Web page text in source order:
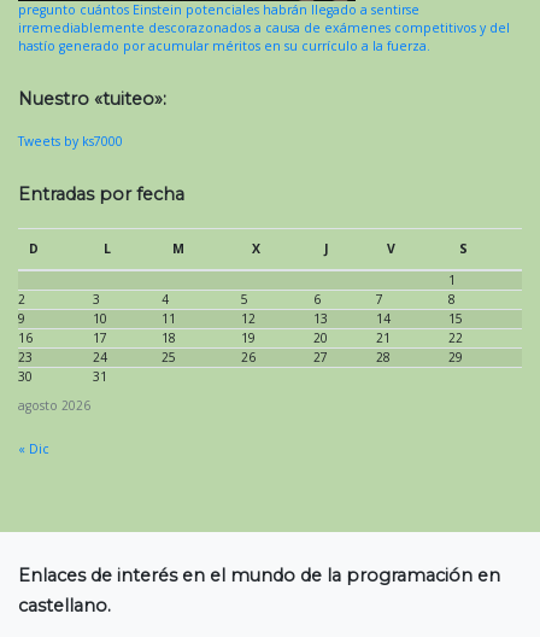
pregunto cuántos Einstein potenciales habrán llegado a sentirse
irremediablemente descorazonados a causa de exámenes competitivos y del
hastío generado por acumular méritos en su currículo a la fuerza.
Nuestro «tuiteo»:
Tweets by ks7000
Entradas por fecha
agosto 2026
D L M X J V
S
1
2
3 4 5 6 7
8
9
10 11 12 13 14
15
16
17 18 19 20 21
22
23
24 25 26 27 28
29
30
31
« Dic
Enlaces de interés en el mundo de la programación en
castellano.